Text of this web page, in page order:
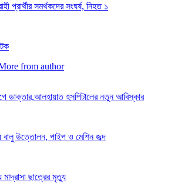
প্রার্থীর সমর্থকদের সংঘর্ষ, নিহত ১
from author
ডাক্তার,আলহায়াত হসপিটালের নতুন আবিস্কার
বালু উত্তোলন, পাইপ ও মেশিন জব্দ
মাদ্রাসা ছাত্রের মৃত্যু